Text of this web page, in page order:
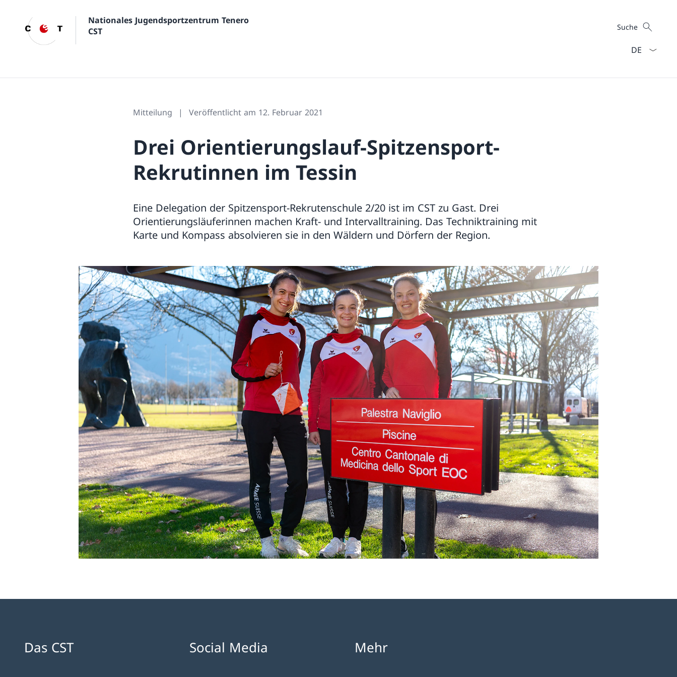
Nationales Jugendsportzentrum Tenero
CST
Suche
Suche
Mitteilung Veröffentlicht am 12. Februar 2021
Drei Orientierungslauf-Spitzensport-
Rekrutinnen im Tessin
Eine Delegation der Spitzensport-Rekrutenschule 2/20 ist im CST zu Gast. Drei
Orientierungsläuferinnen machen Kraft- und Intervalltraining. Das Techniktraining mit
Karte und Kompass absolvieren sie in den Wäldern und Dörfern der Region.
Das CST Social Media Mehr